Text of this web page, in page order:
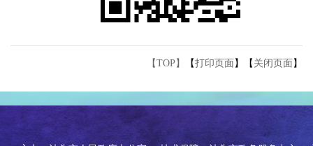
【TOP】 【打印页面 】【 关闭页面 】